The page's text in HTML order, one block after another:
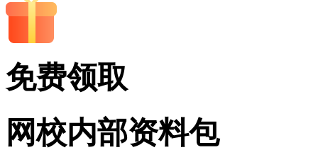
免费领取
网校内部资料包